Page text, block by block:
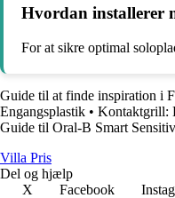
Hvordan installerer
For at sikre optimal
Guide til at finde inspiration i
Engangsplastik • Kontaktgrill:
Guide til Oral-B Smart
Villa Pris
Del og hjælp
X
Facebook